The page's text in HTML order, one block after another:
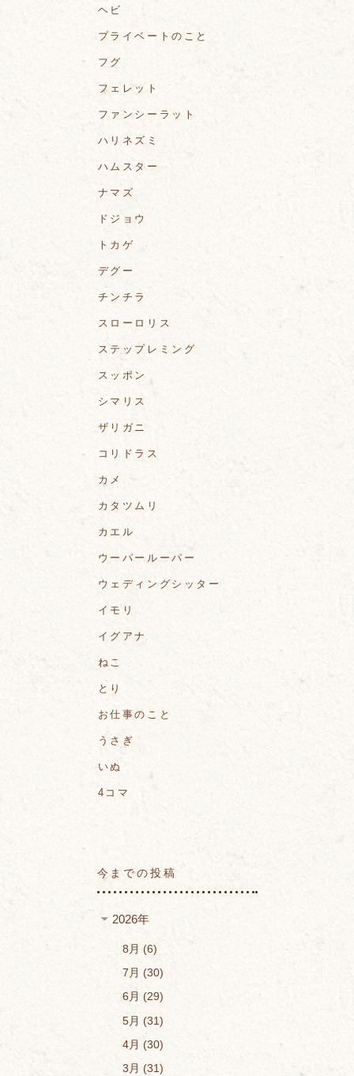
ヘビ
プライベートのこと
フグ
フェレット
ファンシーラット
ハリネズミ
ハムスター
ナマズ
ドジョウ
トカゲ
デグー
チンチラ
スローロリス
ステップレミング
スッポン
シマリス
ザリガニ
コリドラス
カメ
カタツムリ
カエル
ウーパールーパー
ウェディングシッター
イモリ
イグアナ
ねこ
とり
お仕事のこと
うさぎ
いぬ
4コマ
今までの投稿
2026年
8月
6
7月
30
6月
29
5月
31
4月
30
3月
31